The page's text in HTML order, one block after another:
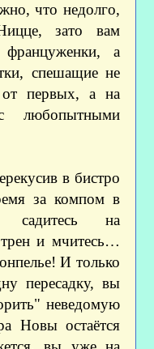
что недолго,
зато вам
француженки, а
спешащие не
первых, а на
любопытными
в бистро
за компом в
садитесь на
и мчитесь…
И только
пересадку, вы
неведомую
Новы остаётся